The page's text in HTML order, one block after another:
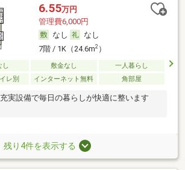
6.55万円
管理費6,000円
なし
なし
7階 / 1K（24.6m2）
し 敷金なし
一人暮らし
レ別
インターネット無料 角部屋
実設備で毎日の暮らしが快適に整います
残り4件を表示する